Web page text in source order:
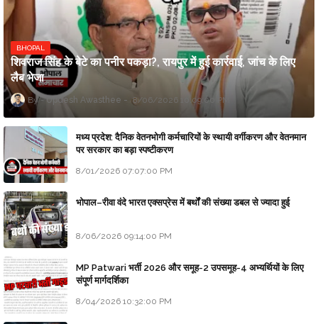
BHOPAL
शिवराज सिंह के बेटे का पनीर पकड़ा?, रायपुर में हुई कार्रवाई, जांच के लिए
लैब भेजा
Updesh Awasthee 8/06/2026 10:09:00 PM
मध्य प्रदेश: दैनिक वेतनभोगी कर्मचारियों के स्थायी वर्गीकरण और वेतनमान
पर सरकार का बड़ा स्पष्टीकरण
8/01/2026 07:07:00 PM
भोपाल–रीवा वंदे भारत एक्सप्रेस में बर्थों की संख्या डबल से ज्यादा हुई
8/06/2026 09:14:00 PM
MP Patwari भर्ती 2026 और समूह-2 उपसमूह-4 अभ्यर्थियों के लिए
संपूर्ण मार्गदर्शिका
8/04/2026 10:32:00 PM